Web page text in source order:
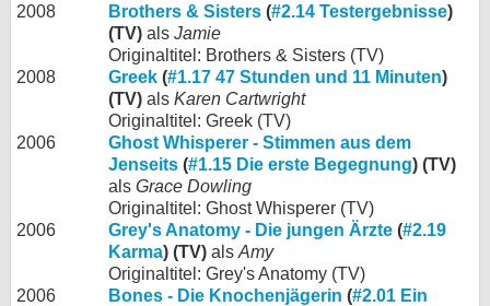
2008
Brothers & Sisters (#2.14 Testergebnisse)
(TV) als Jamie
Originaltitel: Brothers & Sisters (TV)
2008
Greek (#1.17 47 Stunden und 11 Minuten)
(TV) als Karen Cartwright
Originaltitel: Greek (TV)
2006
Ghost Whisperer - Stimmen aus dem
Jenseits (#1.15 Die erste Begegnung) (TV)
als Grace Dowling
Originaltitel: Ghost Whisperer (TV)
2006
Grey's Anatomy - Die jungen Ärzte (#2.19
Karma) (TV) als Amy
Originaltitel: Grey's Anatomy (TV)
2006
Bones - Die Knochenjägerin (#2.01 Ein